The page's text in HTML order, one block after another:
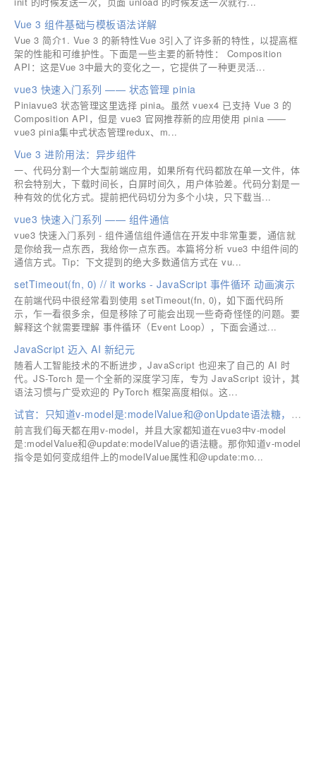
Vue 3 组件基础与模板语法详解
Vue 3 简介1. Vue 3 的新特性Vue 3引入了许多新的特性，以提高框
架的性能和可维护性。下面是一些主要的新特性： Composition
API：这是Vue 3中最大的变化之一，它提供了一种更灵活...
vue3 快速入门系列 —— 状态管理 pinia
Piniavue3 状态管理这里选择 pinia。虽然 vuex4 已支持 Vue 3 的
Composition API，但是 vue3 官网推荐新的应用使用 pinia ——
vue3 pinia集中式状态管理redux、m...
Vue 3 进阶用法：异步组件
一、代码分割一个大型前端应用，如果所有代码都放在单一文件，体
积会特别大，下载时间长，白屏时间久，用户体验差。代码分割是一
种有效的优化方式。提前把代码切分为多个小块，只下载当...
vue3 快速入门系列 —— 组件通信
vue3 快速入门系列 - 组件通信组件通信在开发中非常重要，通信就
是你给我一点东西，我给你一点东西。本篇将分析 vue3 中组件间的
通信方式。Tip：下文提到的绝大多数通信方式在 vu...
setTimeout(fn, 0) // it works - JavaScript 事件循环 动画演示
在前端代码中很经常看到使用 setTimeout(fn, 0)，如下面代码所
示，乍一看很多余，但是移除了可能会出现一些奇奇怪怪的问题。要
解释这个就需要理解 事件循环（Event Loop），下面会通过...
JavaScript 迈入 AI 新纪元
随着人工智能技术的不断进步，JavaScript 也迎来了自己的 AI 时
代。JS-Torch 是一个全新的深度学习库，专为 JavaScript 设计，其
语法习惯与广受欢迎的 PyTorch 框架高度相似。这...
试官：只知道v-model是:modelValue和@onUpdate语法糖，那你可以走了
前言我们每天都在用v-model，并且大家都知道在vue3中v-model
是:modelValue和@update:modelValue的语法糖。那你知道v-model
指令是如何变成组件上的modelValue属性和@update:mo...